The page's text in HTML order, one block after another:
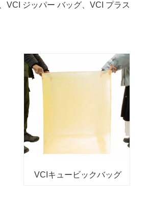
ジッパー バッグ、VCI プラス
VCIキュービックバッグ